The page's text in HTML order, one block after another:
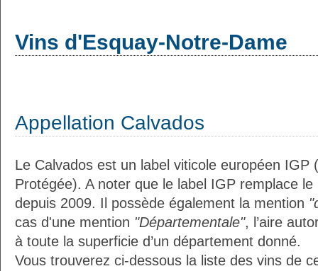
Vins d'Esquay-Notre-Dame
Appellation Calvados
Le Calvados est un label viticole européen IGP
Protégée). A noter que le label IGP remplace
depuis 2009. Il possède également la mention
cas d'une mention "Départementale", l’aire
à toute la superficie d’un département donné.
Vous trouverez ci-dessous la liste des vins de